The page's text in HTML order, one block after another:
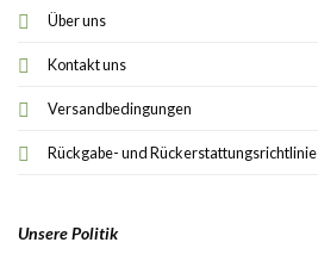
Über uns
Kontakt uns
Versandbedingungen
Rückgabe- und Rückerstattungsrichtlinie
Unsere Politik